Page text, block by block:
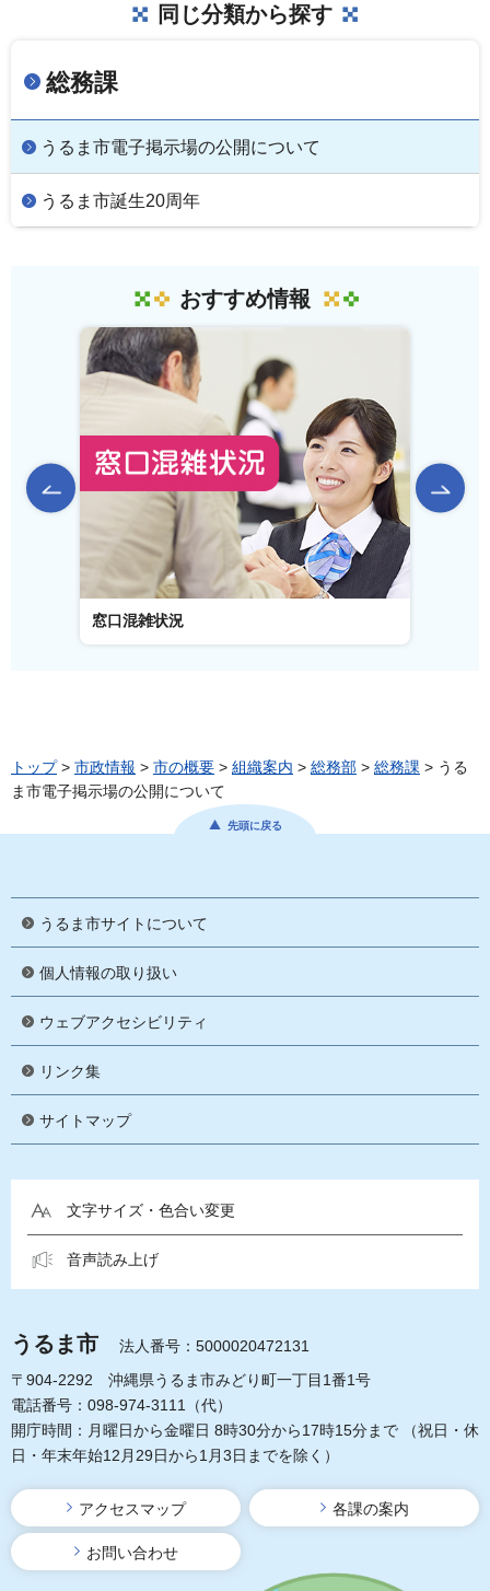
同じ分類から探す
総務課
うるま市電子掲示場の公開について
うるま市誕生20周年
おすすめ情報
前のスライドを表示
窓口混雑状況
トップ> 市政情報 > 市の概要 > 組織案内 > 総務部 > 総務課 > うる
ま市電子掲示場の公開について
先頭に戻る
うるま市サイトについて
個人情報の取り扱い
ウェブアクセシビリティ
リンク集
サイトマップ
文字サイズ・色合い変更
音声読み上げ
うるま市
法人番号：5000020472131
〒904-2292 沖縄県うるま市みどり町一丁目1番1号
電話番号：098-974-3111（代）
開庁時間：月曜日から金曜日 8時30分から17時15分まで
（祝日・休
日・年末年始12月29日から1月3日までを除く）
アクセスマップ 各課の案内
お問い合わせ